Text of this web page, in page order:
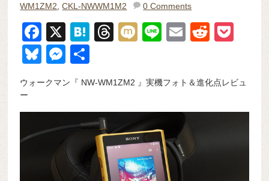
WM1ZM2 ,CKL-NWWM1M2 0 Comments
F
a
c
e
b
o
X
H
n
a
T
a
d
s
M
Li
E
R
di
t
et
Bl
e
sk
y
M
e
ss
e
n
g
er
ウォークマン『 NW-WM1ZM2 』実機フォト＆進化点レビュ
ー